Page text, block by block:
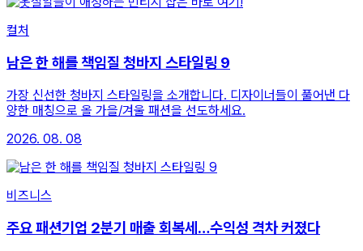
컬처
남은 한 해를 책임질 청바지 스타일링 9
가장 신선한 청바지 스타일링을 소개합니다. 디자이너들이 풀어낸 다
양한 매칭으로 올 가을/겨울 패션을 선도하세요.
2026. 08. 08
비즈니스
주요 패션기업 2분기 매출 회복세…수익성 격차 커졌다